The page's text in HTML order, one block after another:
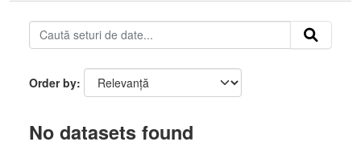
Order by
No datasets found